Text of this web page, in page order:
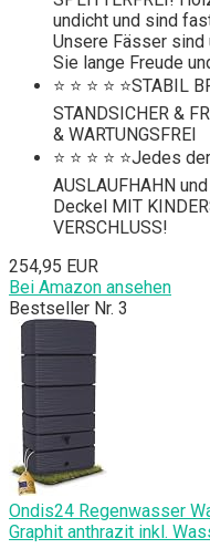
undicht und sind
Unsere Fässer
Sie lange Freude
⭐ ⭐ ⭐ ⭐ ⭐STABIL
STANDSICHER &
& WARTUNGSFREI
⭐ ⭐ ⭐ ⭐ ⭐Jedes
AUSLAUFHAHN
Deckel MIT
VERSCHLUSS!
254,95 EUR
Bei Amazon ansehen
Bestseller Nr. 3
Ondis24 Regenwasser
Graphit anthrazit inkl.